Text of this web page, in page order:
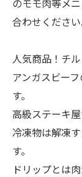
のモモ肉等メ
合わせください
人気商品！チ
アンガスビー
す。
高級ステーキ屋
冷凍物は解凍
す。
ドリップとは